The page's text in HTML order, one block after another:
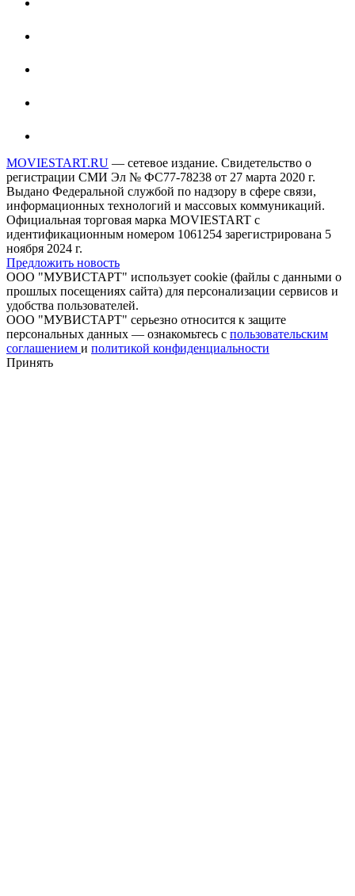
MOVIESTART.RU — сетевое издание. Свидетельство о
регистрации СМИ Эл № ФС77-78238 от 27 марта 2020 г.
Выдано Федеральной службой по надзору в сфере связи,
информационных технологий и массовых коммуникаций.
Официальная торговая марка MOVIESTART с
идентификационным номером 1061254 зарегистрирована 5
ноября 2024 г.
Предложить новость
ООО "МУВИСТАРТ" использует cookie (файлы с данными о
прошлых посещениях сайта) для персонализации сервисов и
удобства пользователей.
ООО "МУВИСТАРТ" серьезно относится к защите
персональных данных — ознакомьтесь с пользовательским
соглашением и политикой конфиденциальности
Принять